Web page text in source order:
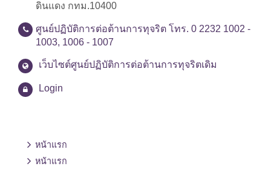
ดินแดง กทม.10400
ศูนย์ปฏิบัติการต่อต้านการทุจริต โทร. 0 2232 1002 -
1003, 1006 - 1007
เว็บไซต์ศูนย์ปฏิบัติการต่อต้านการทุจริตเดิม
Login
หน้าแรก
หน้าแรก